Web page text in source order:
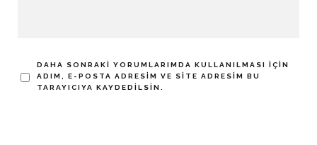
DAHA SONRAKI YORUMLARIMDA KULLANILMASI IÇIN
ADIM, E-POSTA ADRESIM VE SITE ADRESIM BU
TARAYICIYA KAYDEDILSIN.